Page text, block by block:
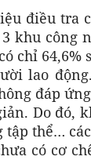
điều tra
khu công
chỉ 64,6%
lao
đáp
Do đó,
thể…
có cơ